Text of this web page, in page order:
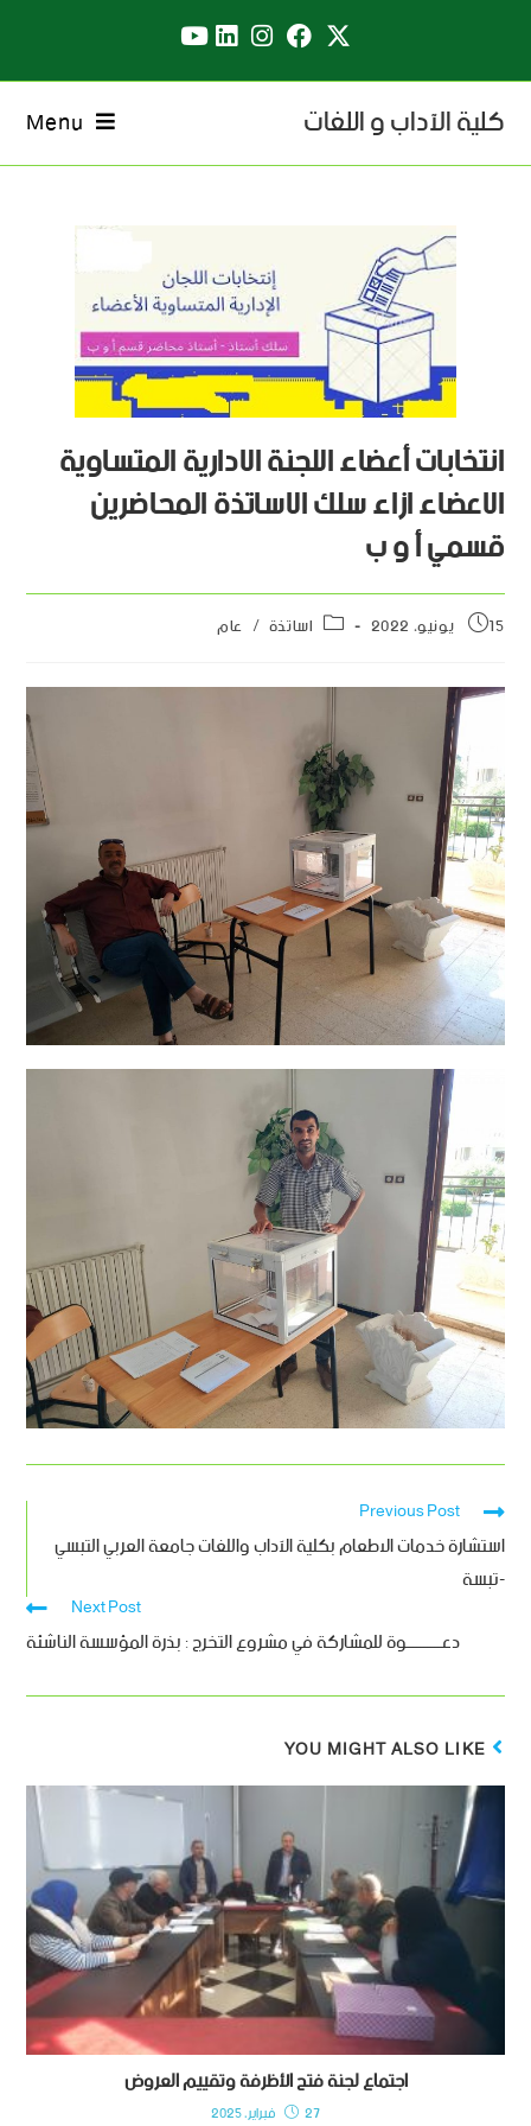
كلية الآداب و اللغات Menu
انتخابات أعضاء اللجنة الادارية المتساوية
الاعضاء ازاء سلك الاساتذة المحاضرين
قسمي أ و ب
15 يونيو، 2022 اساتذة / عام
Previous Post
استشارة خدمات الاطعام بكلية الآداب واللغات جامعة العربي التبسي
-تبسة
Next Post
دعــــــــــوة للمشاركة في مشروع التخرج : بذرة المؤسسة الناشئة
YOU MIGHT ALSO LIKE
اجتماع لجنة فتح الأظرفة وتقييم العروض
27 فبراير، 2025